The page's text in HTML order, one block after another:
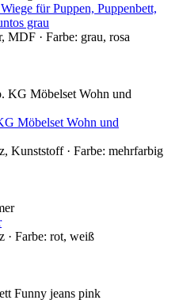
für Puppen, Puppenbett,
grau
MDF · Farbe: grau, rosa
Möbelset Wohn und
Kunststoff · Farbe: mehrfarbig
· Farbe: rot, weiß